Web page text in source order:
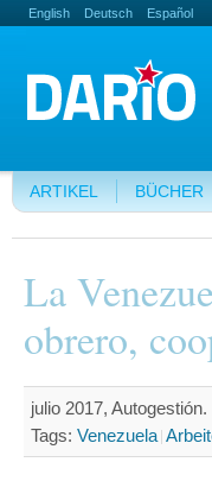
English Deutsch Español
ARTIKEL BÜCHER
La
obrero,
julio 2017,
Tags: Venezuela